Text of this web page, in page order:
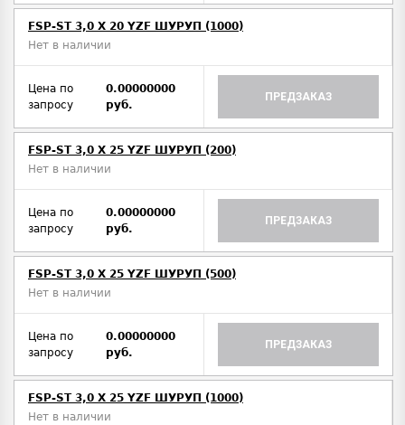
FSP-ST 3,0 X 20 YZF ШУРУП (1000)
Нет в наличии
Цена по
запросу
0.00000000
руб.
ПРЕДЗАКАЗ
FSP-ST 3,0 X 25 YZF ШУРУП (200)
Нет в наличии
Цена по
запросу
0.00000000
руб.
ПРЕДЗАКАЗ
FSP-ST 3,0 X 25 YZF ШУРУП (500)
Нет в наличии
Цена по
запросу
0.00000000
руб.
ПРЕДЗАКАЗ
FSP-ST 3,0 X 25 YZF ШУРУП (1000)
Нет в наличии